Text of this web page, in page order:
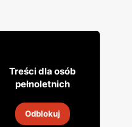
16 99
18 sie 2026
Treści dla osób
pełnoletnich
Odblokuj